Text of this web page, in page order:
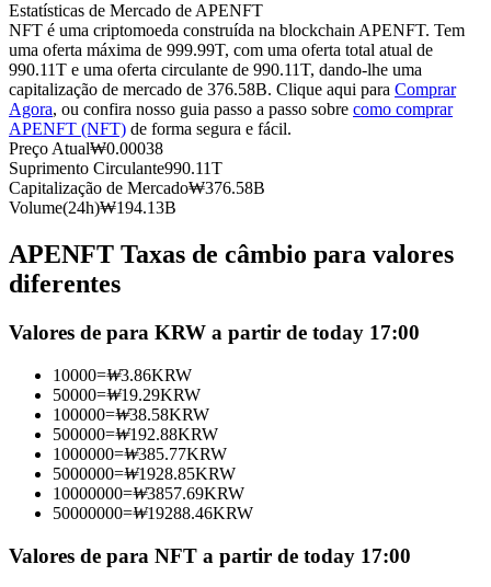
Copiar Trading
Torne-se um Trader de Cópias
Desfrute da partilha de lucros e comissões de copy trading
Estatísticas de Mercado de APENFT
NFT é uma criptomoeda construída na blockchain APENFT. Tem
uma oferta máxima de 999.99T, com uma oferta total atual de
990.11T e uma oferta circulante de 990.11T, dando-lhe uma
capitalização de mercado de 376.58B. Clique aqui para Comprar
Agora, ou confira nosso guia passo a passo sobre como comprar
APENFT (NFT) de forma segura e fácil.
Preço Atual₩0.00038
Suprimento Circulante990.11T
Capitalização de Mercado₩376.58B
Volume(24h)₩194.13B
APENFT Taxas de câmbio para valores
diferentes
Valores de para KRW a partir de today 17:00
10000=₩3.86KRW
50000=₩19.29KRW
100000=₩38.58KRW
500000=₩192.88KRW
1000000=₩385.77KRW
5000000=₩1928.85KRW
10000000=₩3857.69KRW
50000000=₩19288.46KRW
Valores de para NFT a partir de today 17:00